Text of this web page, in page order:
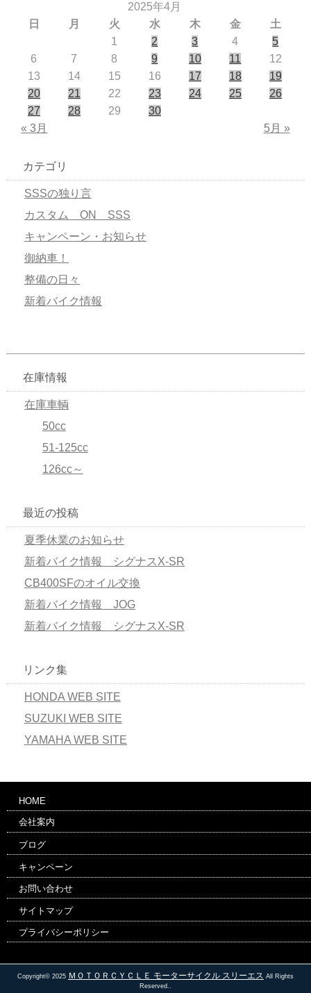
2025年4月
日
月 火 水 木 金
土
1
2 3 4
5
6
7 8 9 10 11
12
13
14 15 16 17 18
19
20
21 22 23 24 25
26
27
28 29
30
« 3月
5月 »
カテゴリ
SSSの独り言
カスタム ON SSS
キャンペーン・お知らせ
御納車！
整備の日々
新着バイク情報
在庫情報
在庫車輌
50cc
51-125cc
126cc～
最近の投稿
夏季休業のお知らせ
新着バイク情報 シグナスX-SR
CB400SFのオイル交換
新着バイク情報 JOG
新着バイク情報 シグナスX-SR
リンク集
HONDA WEB SITE
SUZUKI WEB SITE
YAMAHA WEB SITE
HOME
会社案内
ブログ
キャンペーン
お問い合わせ
サイトマップ
プライバシーポリシー
Copyright© 2025 ＭＯＴＯＲＣＹＣＬＥ モーターサイクル スリーエス All Rights
Reserved..